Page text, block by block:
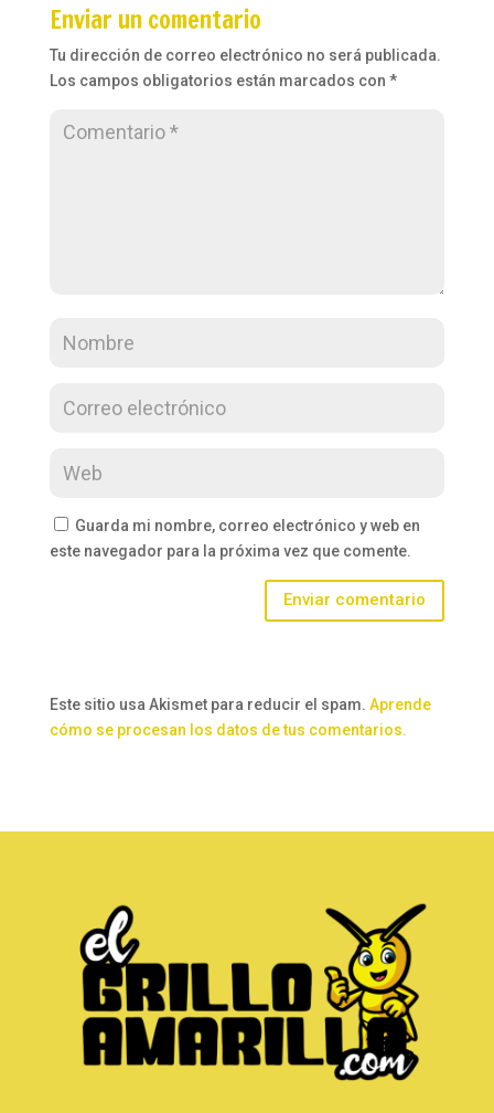
Enviar un comentario
Tu dirección de correo electrónico no será publicada.
Los campos obligatorios están marcados con *
Guarda mi nombre, correo electrónico y web en
este navegador para la próxima vez que comente.
Enviar comentario
Este sitio usa Akismet para reducir el spam. Aprende
cómo se procesan los datos de tus comentarios.